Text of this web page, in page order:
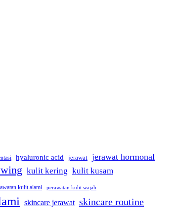
hyaluronic acid jerawat jerawat hormonal
kulit kering kulit kusam
kulit alami perawatan kulit wajah
skincare jerawat skincare routine